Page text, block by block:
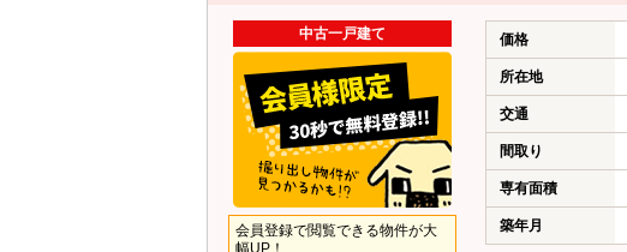
中古一戸建て
会員登録で閲覧できる物件が大
幅UP！
価格
所在地
交通
間取り
専有面積
築年月